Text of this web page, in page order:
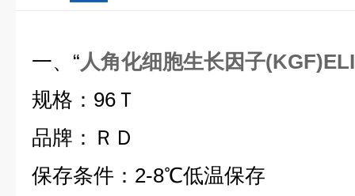
一、“人角化细胞生长因子
规格：96Ｔ
品牌：ＲＤ
保存条件：2-8℃低温保存